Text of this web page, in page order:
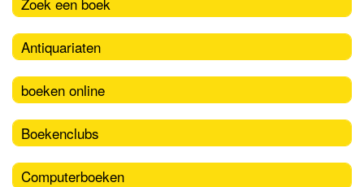
Antiquariaten
boeken online
Boekenclubs
Computerboeken